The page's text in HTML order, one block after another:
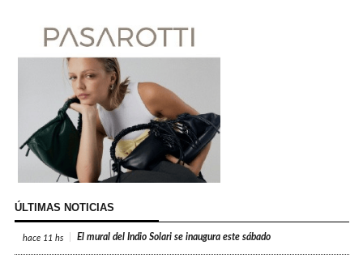
ÚLTIMAS NOTICIAS
hace 11 hs El mural del Indio Solari se inaugura este sábado